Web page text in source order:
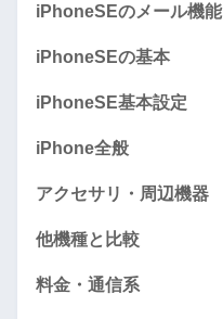
iPhoneSEのメール機能
iPhoneSEの基本
iPhoneSE基本設定
iPhone全般
アクセサリ・周辺機器
他機種と比較
料金・通信系